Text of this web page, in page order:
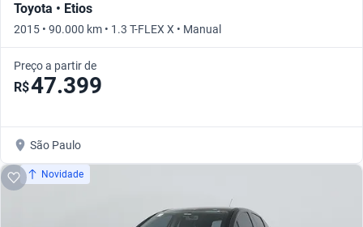
Toyota • Etios
2015 • 90.000 km • 1.3 T-FLEX X • Manual
Preço a partir de
R$47.399
São Paulo
Novidade